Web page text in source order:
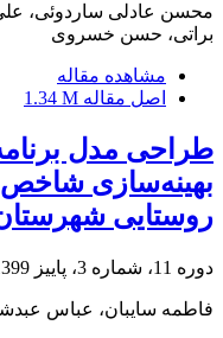
محسن عادلی ساردوئی،
براتی، حسن خسروی
مشاهده مقاله
اصل مقاله 1.34 M
طراحی مدل
روستایی
دوره 11، شماره 3، پاییز 1399، صفحه
فاطمه سایبان، عباس